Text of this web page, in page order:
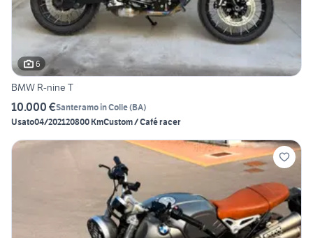
6
BMW R-nine T
10.000 €Santeramo in Colle(BA)
Usato04/202120800 KmCustom / Café racer